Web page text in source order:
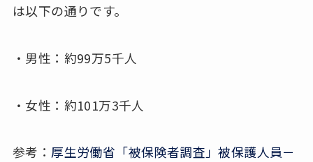
は以下の通りです。
・男性：約99万5千人
・女性：約101万3千人
参考：厚生労働省「被保険者調査」被保護人員－